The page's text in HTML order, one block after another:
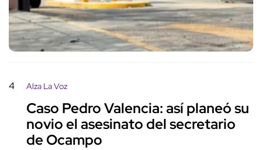
4 Alza La Voz
Caso Pedro Valencia: así planeó su
novio el asesinato del secretario
de Ocampo